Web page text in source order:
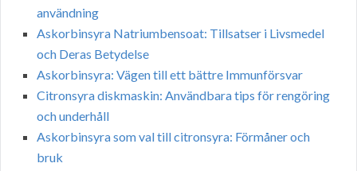
användning
Askorbinsyra Natriumbensoat: Tillsatser i Livsmedel
och Deras Betydelse
Askorbinsyra: Vägen till ett bättre Immunförsvar
Citronsyra diskmaskin: Användbara tips för rengöring
och underhåll
Askorbinsyra som val till citronsyra: Förmåner och
bruk